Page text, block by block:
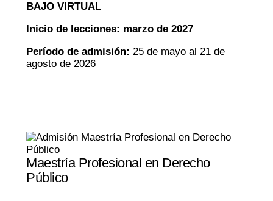
BAJO VIRTUAL
Inicio de lecciones: marzo de 2027
Período de admisión: 25 de mayo al 21 de
agosto de 2026
Maestría Profesional en Derecho
Público